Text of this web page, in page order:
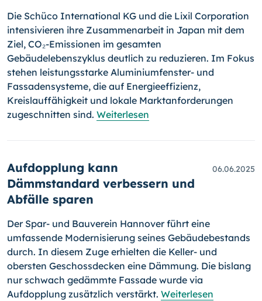
Die Schüco International KG und die Lixil Corporation
intensivieren ihre Zusammenarbeit in Japan mit dem
Ziel, CO₂-Emissionen im gesamten
Gebäudelebenszyklus deutlich zu reduzieren. Im Fokus
stehen leistungsstarke Aluminiumfenster- und
Fassadensysteme, die auf Energieeffizienz,
Kreislauffähigkeit und lokale Marktanforderungen
zugeschnitten sind. Weiterlesen
Aufdopplung kann
Dämmstandard verbessern und
Abfälle sparen
06.06.2025
Der Spar- und Bauverein Hannover führt eine
umfassende Modernisierung seines Gebäudebestands
durch. In diesem Zuge erhielten die Keller- und
obersten Geschossdecken eine Dämmung. Die bislang
nur schwach gedämmte Fassade wurde via
Aufdopplung zusätzlich verstärkt. Weiterlesen